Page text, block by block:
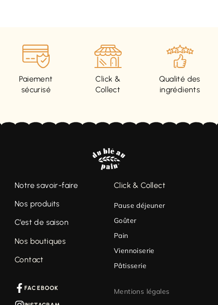
Paiement
sécurisé
Click &
Collect
Qualité des
ingrédients
Notre savoir-faire
Nos produits
C’est de saison
Nos boutiques
Contact
Click & Collect
Pause déjeuner
Goûter
Pain
Viennoiserie
Pâtisserie
FACEBOOK
Mentions légales